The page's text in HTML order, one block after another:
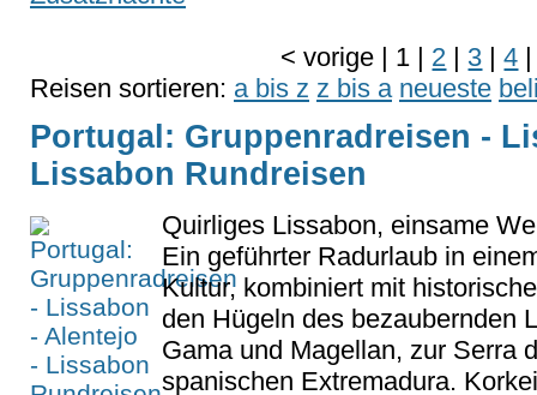
<vorige | 1 | 2 | 3 | 4 |
Reisen sortieren: a bis z z bis a neueste
Portugal: Gruppenradreisen -
Lissabon Rundreisen
Quirliges Lissabon, einsame
Ein geführter Radurlaub in
Kultur, kombiniert mit
den Hügeln des bezaubernden
Gama und Magellan, zur Serra
spanischen Extremadura.